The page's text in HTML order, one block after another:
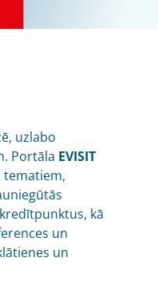
uzlabo
Portāla EVISIT
kā
un
un